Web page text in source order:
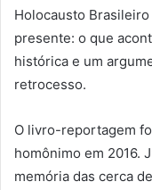
Holocausto
presente: o que
histórica e um
retrocesso.
O livro-reportagem
homônimo em 2016.
memória das cerca